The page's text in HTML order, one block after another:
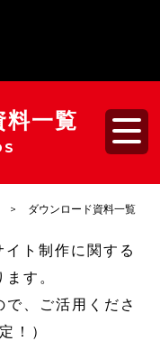
一覧
ダウンロード資料一覧
ト制作に関する
す。
、ご活用くださ
！）